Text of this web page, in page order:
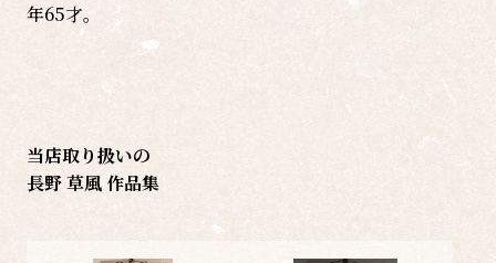
年65才。
当店取り扱いの
長野 草風 作品集